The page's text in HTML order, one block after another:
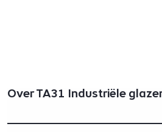
Over TA31 Industriële